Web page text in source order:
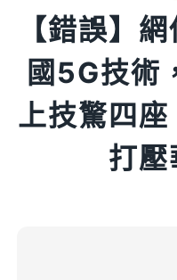
【錯誤】
國5G技術
上技驚四
打壓